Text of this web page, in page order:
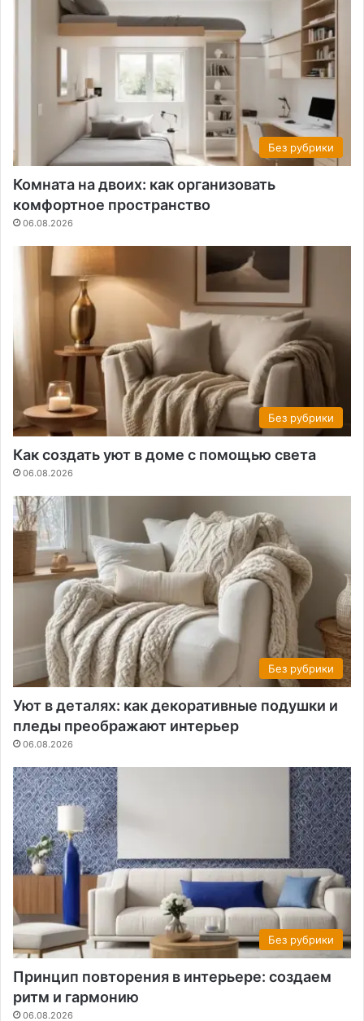
Без рубрики
Комната на двоих: как организовать
комфортное пространство
06.08.2026
Без рубрики
Как создать уют в доме с помощью света
06.08.2026
Без рубрики
Уют в деталях: как декоративные подушки и
пледы преображают интерьер
06.08.2026
Без рубрики
Принцип повторения в интерьере: создаем
ритм и гармонию
06.08.2026